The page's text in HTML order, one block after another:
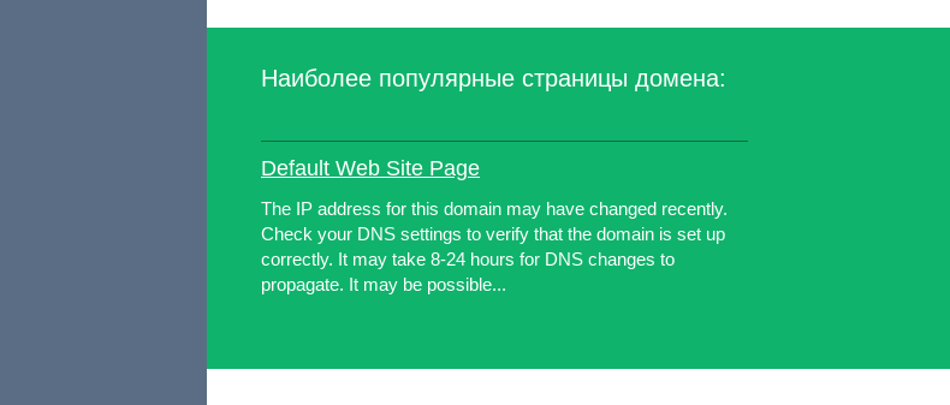
Наиболее популярные страницы домена:
Default Web Site Page
The IP address for this domain may have changed recently.
Check your DNS settings to verify that the domain is set up
correctly. It may take 8-24 hours for DNS changes to
propagate. It may be possible...